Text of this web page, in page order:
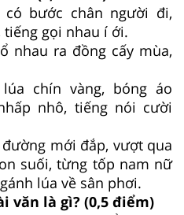
bước chân người đi,
gọi nhau í ới.
nhau ra đồng cấy mùa,
chín vàng, bóng áo
nhô, tiếng nói cười
mới đắp, vượt qua
suối, từng tốp nam nữ
lúa về sân phơi.
văn là gì? (0,5 điểm)